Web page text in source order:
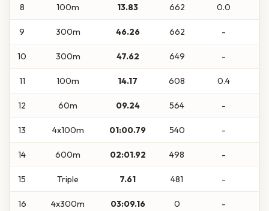
8 100m 13.83 662 0.0
9 300m 46.26 662 -
10 300m 47.62 649 -
11 100m 14.17 608 0.4
12 60m 09.24 564 -
13 4x100m 01:00.79 540 -
14 600m 02:01.92 498 -
15 Triple 7.61 481 -
16 4x300m 03:09.16 0 -